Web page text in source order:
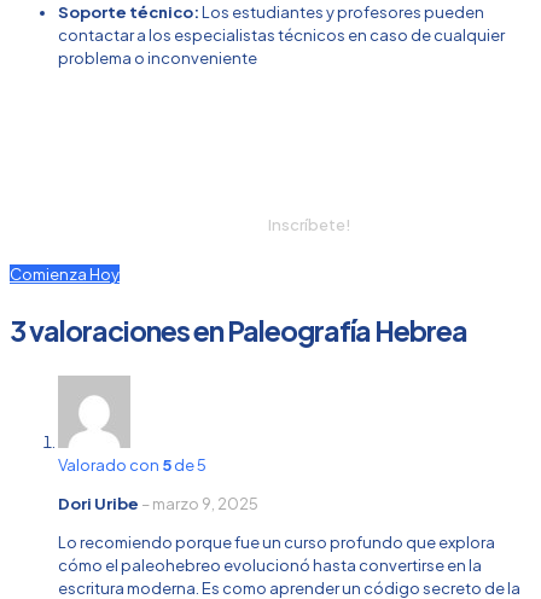
Soporte técnico:Los estudiantes y profesores pueden
contactar a los especialistas técnicos en caso de cualquier
problema o inconveniente
Inscríbete!
Comienza Hoy
3 valoraciones enPaleografía Hebrea
Valorado con 5de 5
Dori Uribe –marzo 9, 2025
Lo recomiendo porque fue un curso profundo que explora
cómo el paleohebreo evolucionó hasta convertirse en la
escritura moderna. Es como aprender un código secreto de la